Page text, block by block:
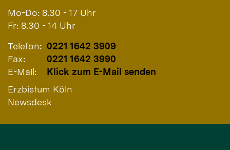
Mo-Do: 8.30 - 17 Uhr
Fr: 8.30 - 14 Uhr
Telefon: 0221 1642 3909
Fax:
0221 1642 3990
E-Mail:
Klick zum E-Mail senden
Erzbistum Köln
Newsdesk